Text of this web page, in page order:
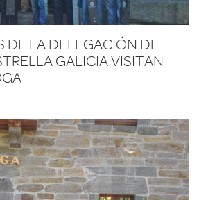
DE LA DELEGACIÓN DE
GALICIA VISITAN